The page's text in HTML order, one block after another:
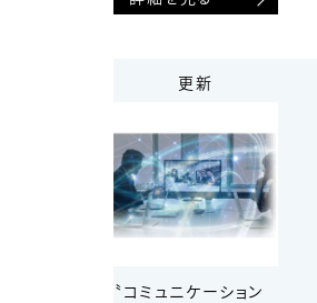
更新
〝コミュニケーション